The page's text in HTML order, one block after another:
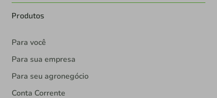
Produtos
Para você
Para sua empresa
Para seu agronegócio
Conta Corrente